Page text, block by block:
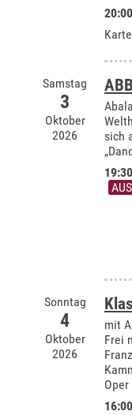
Samstag
3
Oktober
2026
sich
Sonntag
4
Oktober
2026
mit
Frei